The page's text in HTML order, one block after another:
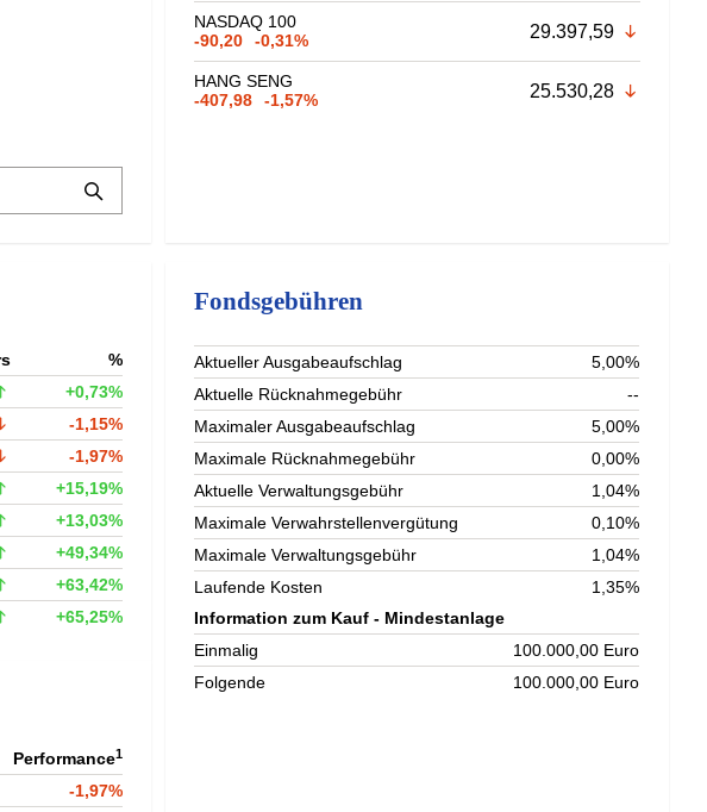
NASDAQ 100
-90,20
-0,31% 29.397,59
HANG SENG
-407,98
-1,57% 25.530,28
%
+0,73%
-1,15%
-1,97%
+15,19%
+13,03%
+49,34%
+63,42%
+65,25%
Performance1
-1,97%
Fondsgebühren
Aktueller Ausgabeaufschlag
5,00%
Aktuelle Rücknahmegebühr
--
Maximaler Ausgabeaufschlag
5,00%
Maximale Rücknahmegebühr
0,00%
Aktuelle Verwaltungsgebühr
1,04%
Maximale Verwahrstellenvergütung
0,10%
Maximale Verwaltungsgebühr
1,04%
Laufende Kosten
1,35%
Information zum Kauf - Mindestanlage
Einmalig
100.000,00 Euro
Folgende
100.000,00 Euro